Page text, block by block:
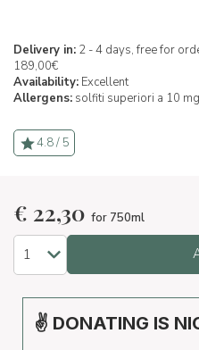
Delivery in: 2 - 4 days, free for
189,00€
Availability: Excellent
Allergens: solfiti superiori a 10
4.8 / 5
€ 22,30 for 750ml
✌ DONATING IS